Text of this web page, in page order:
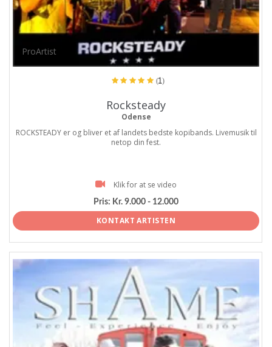
ProArtist
(1)
Rocksteady
Odense
ROCKSTEADY er og bliver et af landets bedste kopibands. Livemusik til
netop din fest.
Klik for at se video
Pris: Kr. 9.000 - 12.000
KONTAKT ARTISTEN